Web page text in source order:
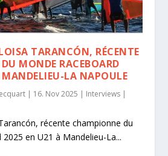
TARANCÓN, RÉCENTE
MONDE RACEBOARD
LA NAPOULE
| 16. Nov 2025 | Interviews |
récente championne du
en U21 à Mandelieu-La...